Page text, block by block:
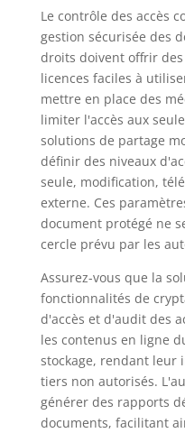
Le contrôle des accès
gestion sécurisée des
droits doivent offrir des
licences faciles à
mettre en place des
limiter l'accès aux
solutions de partage
définir des niveaux
seule, modification,
externe. Ces
document protégé ne
cercle prévu par les
Assurez-vous que la
fonctionnalités de
d'accès et d'audit des
les contenus en ligne
stockage, rendant leur
tiers non autorisés.
générer des rapports
documents, facilitant